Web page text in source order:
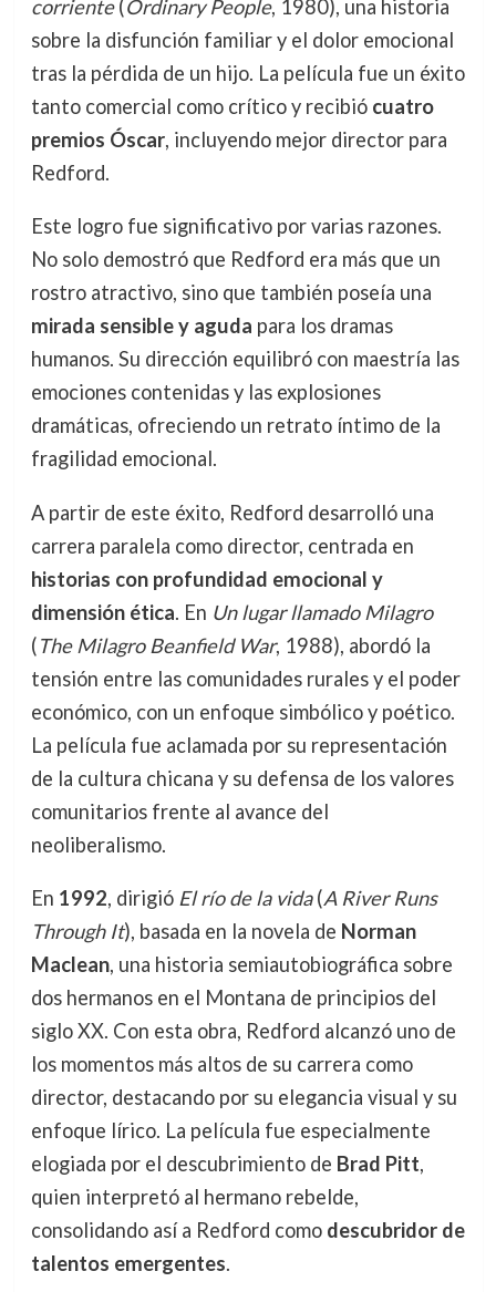
corriente(Ordinary People, 1980), una historia
sobre la disfunción familiar y el dolor emocional
tras la pérdida de un hijo. La película fue un éxito
tanto comercial como crítico y recibió cuatro
premios Óscar, incluyendo mejor director para
Redford.
Este logro fue significativo por varias razones.
No solo demostró que Redford era más que un
rostro atractivo, sino que también poseía una
mirada sensible y aguda para los dramas
humanos. Su dirección equilibró con maestría las
emociones contenidas y las explosiones
dramáticas, ofreciendo un retrato íntimo de la
fragilidad emocional.
A partir de este éxito, Redford desarrolló una
carrera paralela como director, centrada en
historias con profundidad emocional y
dimensión ética. En Un lugar llamado Milagro
(The Milagro Beanfield War, 1988), abordó la
tensión entre las comunidades rurales y el poder
económico, con un enfoque simbólico y poético.
La película fue aclamada por su representación
de la cultura chicana y su defensa de los valores
comunitarios frente al avance del
neoliberalismo.
En 1992, dirigió El río de la vida(A River Runs
Through It), basada en la novela de Norman
Maclean, una historia semiautobiográfica sobre
dos hermanos en el Montana de principios del
siglo XX. Con esta obra, Redford alcanzó uno de
los momentos más altos de su carrera como
director, destacando por su elegancia visual y su
enfoque lírico. La película fue especialmente
elogiada por el descubrimiento de Brad Pitt,
quien interpretó al hermano rebelde,
consolidando así a Redford como descubridor de
talentos emergentes.